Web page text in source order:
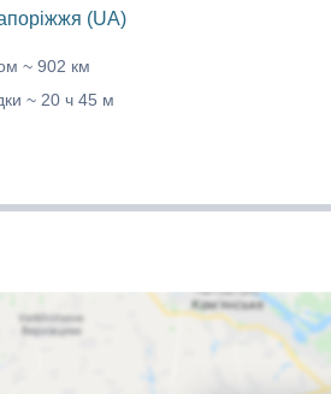
(UA)
~ 902 км
~ 20 ч 45 м